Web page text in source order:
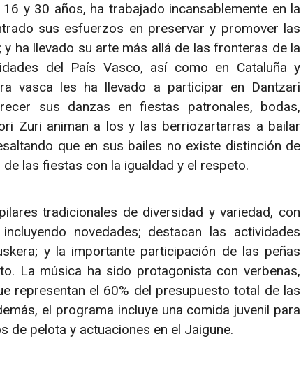
y 30 años, ha trabajado incansablemente en la
sus esfuerzos en preservar y promover las
ha llevado su arte más allá de las fronteras de la
del País Vasco, así como en Cataluña y
vasca les ha llevado a participar en Dantzari
sus danzas en fiestas patronales, bodas,
Zuri animan a los y las berriozartarras a bailar
que en sus bailes no existe distinción de
las fiestas con la igualdad y el respeto.
tradicionales de diversidad y variedad, con
novedades; destacan las actividades
y la importante participación de las peñas
La música ha sido protagonista con verbenas,
representan el 60% del presupuesto total de las
el programa incluye una comida juvenil para
de pelota y actuaciones en el Jaigune.